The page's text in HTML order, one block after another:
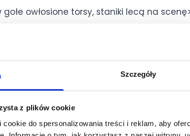
Szczegóły
z plików cookie
do spersonalizowania treści i reklam, aby
owłosione torsy, staniki lecą na
muzyczny inspirowany złotą erą hard
muzycy, którzy z pasją
Usłyszymy największe hity tamtych
Scorpions, Guns N’ Roses czy ACDC – z
riffów i scenicznej charyzmy
i charyzmatyczne surowe wokale,